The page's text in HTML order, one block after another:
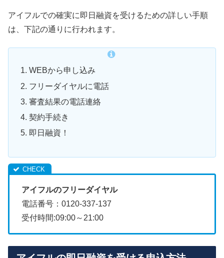
アイフルでの確実に即日融資を受けるための詳しい手順
は、下記の通りに行われます。
WEBから申し込み
フリーダイヤルに電話
審査結果の電話連絡
契約手続き
即日融資！
アイフルのフリーダイヤル
電話番号：0120-337-137
受付時間:09:00～21:00